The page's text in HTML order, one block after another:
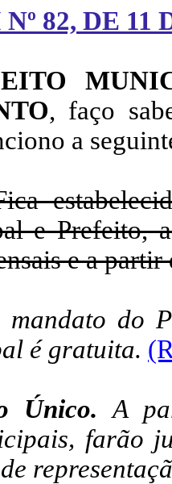
82, DE 11
, faço
a
e Prefeito,
e a partir
do
é gratuita.
Único.A
farão